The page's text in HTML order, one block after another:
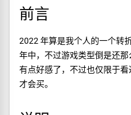
前言
2022 年算是我个人的一个转
年中，不过游戏类型倒是还
有点好感了，不过也仅限于
才会买。